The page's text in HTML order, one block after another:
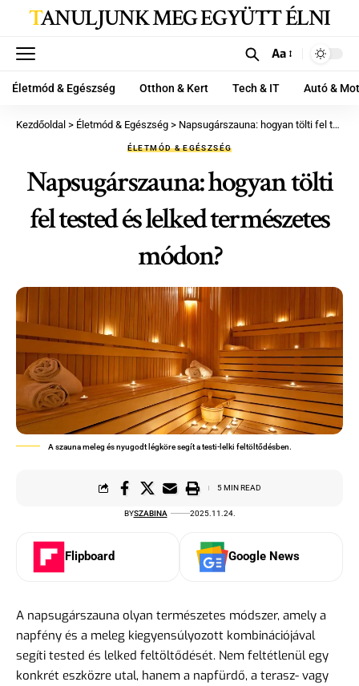
TANULJUNK MEG EGYÜTT ÉLNI
Aa
Életmód & Egészség Otthon & Kert Tech & IT Autó &
Kezdőoldal > Életmód & Egészség > Napsugárszauna: hogyan tölti fel tested és lelked természetes módon?
ÉLETMÓD & EGÉSZSÉG
Napsugárszauna: hogyan tölti
fel tested és lelked természetes
módon?
A szauna meleg és nyugodt légköre segít a testi-lelki feltöltődésben.
BYSZABINA 2025.11.24.
5 MIN READ
Flipboard Google News
A napsugárszauna olyan természetes módszer, amely a
napfény és a meleg kiegyensúlyozott kombinációjával
segíti tested és lelked feltöltődését. Nem feltétlenül egy
konkrét eszközre utal, hanem a napfürdő, a terasz- vagy